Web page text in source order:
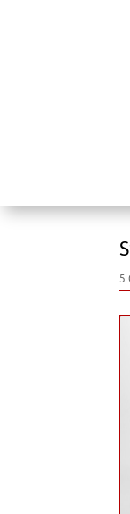
5